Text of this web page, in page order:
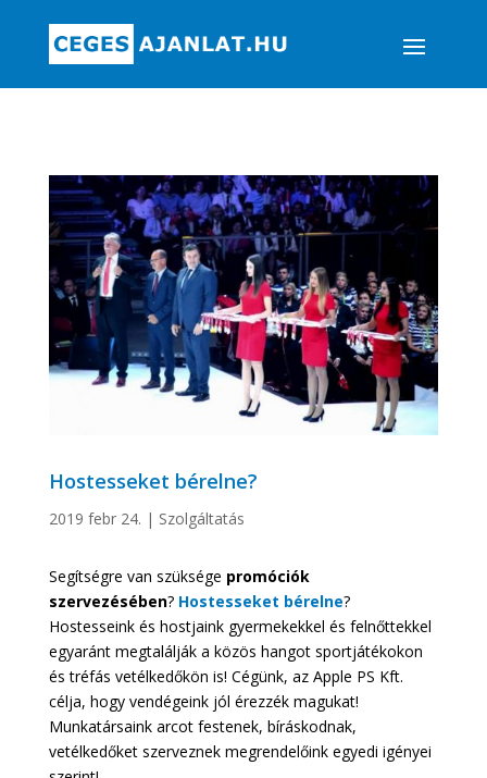
Hostesseket bérelne?
2019 febr 24. | Szolgáltatás
Segítségre van szüksége promóciók
szervezésében? Hostesseket bérelne?
Hostesseink és hostjaink gyermekekkel és felnőttekkel
egyaránt megtalálják a közös hangot sportjátékokon
és tréfás vetélkedőkön is! Cégünk, az Apple PS Kft.
célja, hogy vendégeink jól érezzék magukat!
Munkatársaink arcot festenek, bíráskodnak,
vetélkedőket szerveznek megrendelőink egyedi igényei